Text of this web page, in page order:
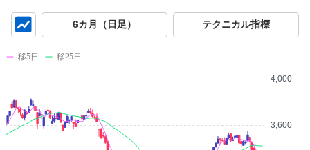
6カ月（日足） テクニカル指標
3,600
4,000
移5日 移25日